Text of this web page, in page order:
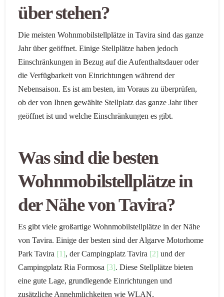
über stehen?
Die meisten Wohnmobilstellplätze in Tavira sind das ganze
Jahr über geöffnet. Einige Stellplätze haben jedoch
Einschränkungen in Bezug auf die Aufenthaltsdauer oder
die Verfügbarkeit von Einrichtungen während der
Nebensaison. Es ist am besten, im Voraus zu überprüfen,
ob der von Ihnen gewählte Stellplatz das ganze Jahr über
geöffnet ist und welche Einschränkungen es gibt.
Was sind die besten
Wohnmobilstellplätze in
der Nähe vonTavira?
Es gibt viele großartige Wohnmobilstellplätze in der Nähe
von Tavira. Einige der besten sind der Algarve Motorhome
Park Tavira [1], der Campingplatz Tavira [2] und der
Campingplatz Ria Formosa [3]. Diese Stellplätze bieten
eine gute Lage, grundlegende Einrichtungen und
zusätzliche Annehmlichkeiten wie WLAN,